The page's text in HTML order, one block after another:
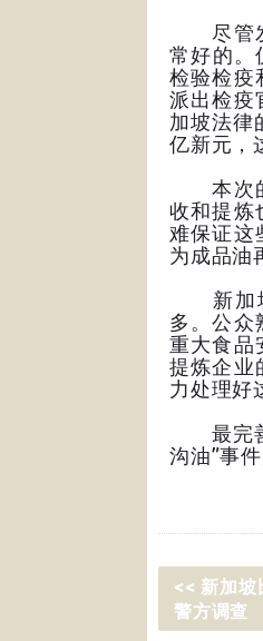
尽管发
常好的。
检验检疫
派出检疫
加坡法律
亿新元，
本次的
收和提炼
难保证这
为成品油
新加坡
多。公众
重大食品
提炼企业
力处理好
最完善
沟油”事
<< 新加坡
警方调查